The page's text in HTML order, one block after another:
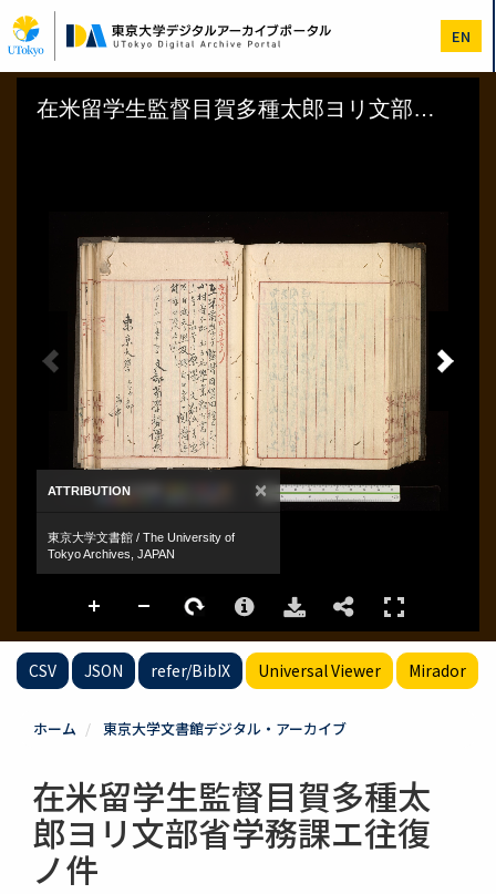
イ
ン
コ
EN
CSV JSON refer/BibIX Universal Viewer Mirador
ホーム 東京大学文書館デジタル・アーカイブ
在米留学生監督目賀多種太
郎ヨリ文部省学務課エ往復
ノ件